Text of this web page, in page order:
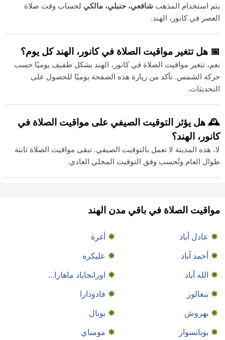
يتم استخدام المذهب شافعي، حنبلي، مالكي لحساب وقت صلاة
العصر في كانور، الهند.
📅 هل تتغير مواقيت الصلاة في كانور، الهند كل يوم؟
نعم، تتغير مواقيت الصلاة في كانور، الهند بشكل طفيف يوميًا حسب
حركة الشمس. تأكد من زيارة هذه الصفحة يوميًا للحصول على
التحديثات.
🕰️ هل يؤثر التوقيت الصيفي على مواقيت الصلاة في
كانور، الهند؟
لا، هذه المدينة لا تعمل بالتوقيت الصيفي. تبقى مواقيت الصلاة ثابتة
طوال العام وتُحسب وفق التوقيت المحلي العادي.
مواقيت الصلاة في باقي مدن الهند
عادل أباد
أغرة
أحمد آباد
عليكره
الله أباد
اورانجاباد ماهارا...
بنغالور
فادودارا
بهروش
بوبال
بوبانسوار
مومباي